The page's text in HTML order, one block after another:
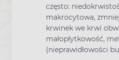
często:
makrocytowa,
krwinek we krwi
małopłytkowość,
(nieprawidłowości